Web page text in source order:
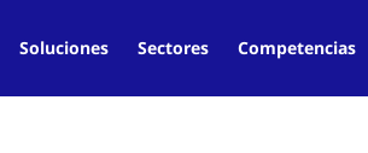
Soluciones Sectores Competencias